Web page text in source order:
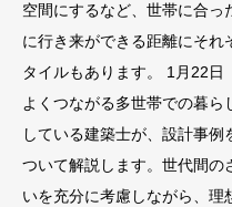
空間にするなど、世帯に合っ
に行き来ができる距離にそれ
タイルもあります。 1月22
よくつながる多世帯での暮ら
している建築士が、設計事
ついて解説します。世代間の
いを充分に考慮しながら、理